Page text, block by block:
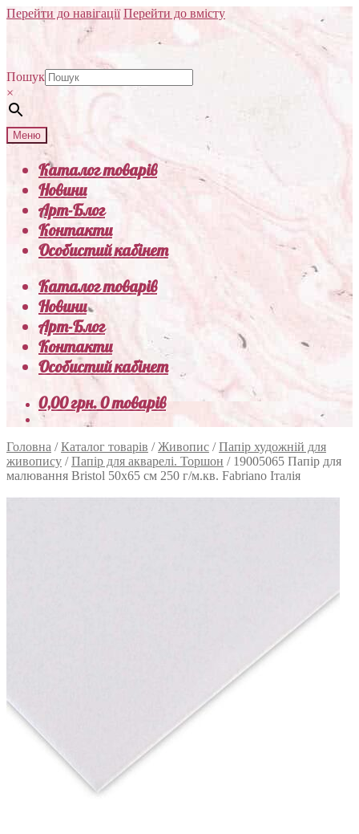
Перейти до навігації Перейти до вмісту
Пошук
×
Меню
Каталог товарів
Новини
Арт-Блог
Контакти
Особистий кабінет
Каталог товарів
Новини
Арт-Блог
Контакти
Особистий кабінет
0,00грн.0 товарів
Головна /Каталог товарів /Живопис /Папір художній для
живопису /Папір для акварелі. Торшон / 19005065 Папір для
малювання Bristol 50х65 см 250 г/м.кв. Fabriano Італія